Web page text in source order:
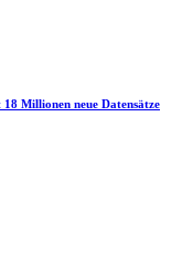
Millionen neue Datensätze